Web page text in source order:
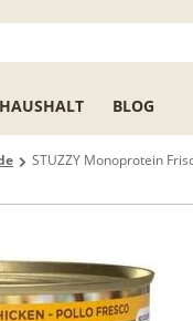
HAUSHALT BLOG
STUZZY Monoprotein